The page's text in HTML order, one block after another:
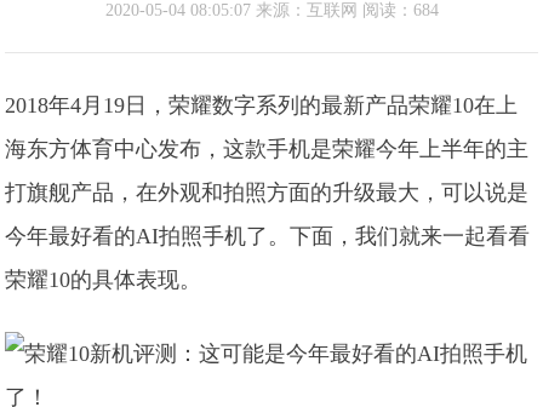
2020-05-04 08:05:07 来源：互联网 阅读：684
2018年4月19日，荣耀数字系列的最新产品荣耀10在上
海东方体育中心发布，这款手机是荣耀今年上半年的主
打旗舰产品，在外观和拍照方面的升级最大，可以说是
今年最好看的AI拍照手机了。下面，我们就来一起看看
荣耀10的具体表现。